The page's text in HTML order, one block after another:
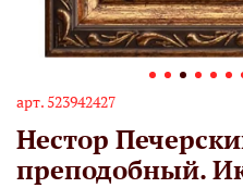
арт. 523942427
Нестор
преподобный.